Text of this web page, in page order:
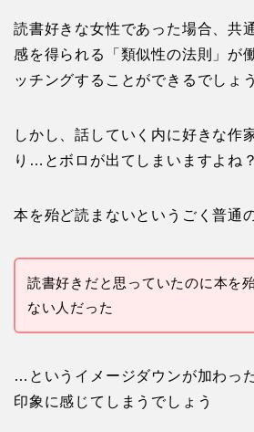
り…とボロが出てしまいますよね
本を殆ど読まないというごく普通
読書好きだと思っていたのに本を
印象に感じてしまうでしょう
婚活パーティーでウソをつくこと
本当の自分の良さをしっかり理解